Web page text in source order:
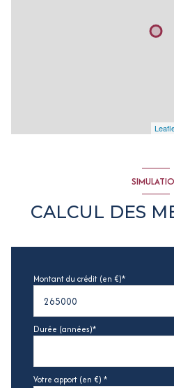
CALCUL DES
Montant du crédit (en €)*
Durée (années)*
Votre apport (en €) *